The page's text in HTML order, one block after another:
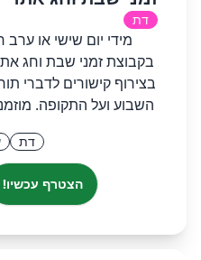
דת
מידי יום שישי או
בקבוצת זמני שבת וחג
בצירוף קישורים לדברי
השבוע ועל התקופה.
דת
הצטרף עכשיו!